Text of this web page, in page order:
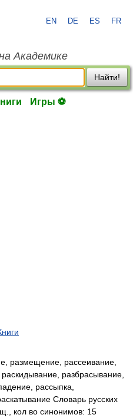
EN DE ES FR
Академике
Найти!
Игры ⚽
размещение, рассеивание,
разбрасывание,
рассыпка,
Словарь русских
кол во синонимов: 15